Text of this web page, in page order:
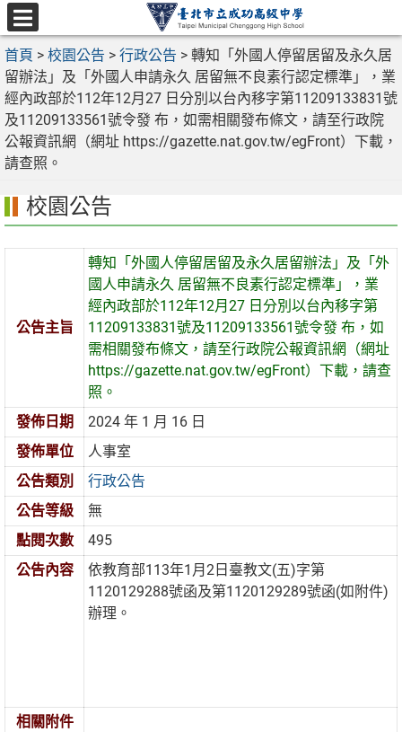
跳
至
主
要
內
容
區
選
單
首頁 > 校園公告 > 行政公告 > 轉知「外國人停留居留及永久居
留辦法」及「外國人申請永久 居留無不良素行認定標準」，業
經內政部於112年12月27 日分別以台內移字第11209133831號
及11209133561號令發 布，如需相關發布條文，請至行政院
公報資訊網（網址 https://gazette.nat.gov.tw/egFront）下載，
請查照。
校園公告
公告主旨
轉知「外國人停留居留及永久居留辦法」及「外
國人申請永久 居留無不良素行認定標準」，業
經內政部於112年12月27 日分別以台內移字第
11209133831號及11209133561號令發 布，如
需相關發布條文，請至行政院公報資訊網（網址
https://gazette.nat.gov.tw/egFront）下載，請查
照。
發佈日期
2024 年 1 月 16 日
發佈單位
人事室
公告類別
行政公告
公告等級
無
點閱次數
495
公告內容
依教育部113年1月2日臺教文(五)字第
1120129288號函及第1120129289號函(如附件)
辦理。
相關附件